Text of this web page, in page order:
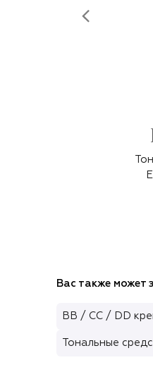
Вас также может
BB / CC / DD
Тональные